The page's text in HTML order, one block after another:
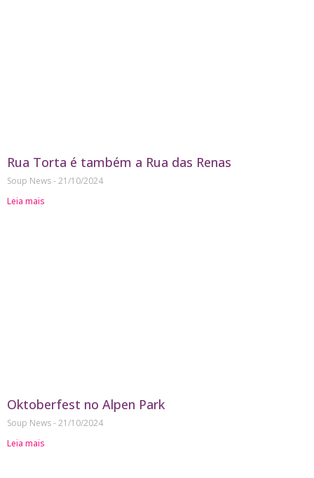
Rua Torta é também a Rua das Renas
Soup News 21/10/2024
Leia mais
Oktoberfest no Alpen Park
Soup News 21/10/2024
Leia mais